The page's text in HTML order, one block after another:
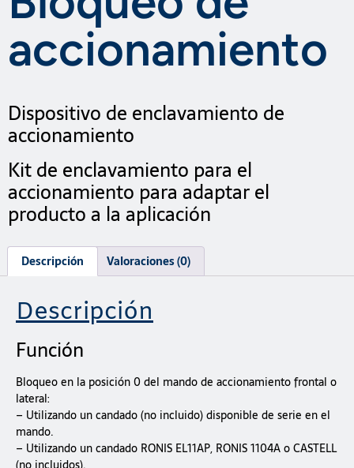
accionamiento
Dispositivo de enclavamiento de
accionamiento
Kit de enclavamiento para el
accionamiento para adaptar el
producto a la aplicación
Descripción Valoraciones (0)
Descripción
Función
Bloqueo en la posición 0 del mando de accionamiento frontal o
lateral:
– Utilizando un candado (no incluido) disponible de serie en el
mando.
– Utilizando un candado RONIS EL11AP, RONIS 1104A o CASTELL